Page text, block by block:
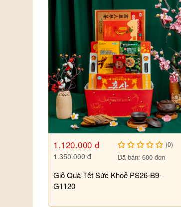
1.120.000 đ
1.350.000 đ
(0)
Đã bán: 600 đơn
Giỏ Quà Tết Sức Khoẻ PS26-B9-
G1120